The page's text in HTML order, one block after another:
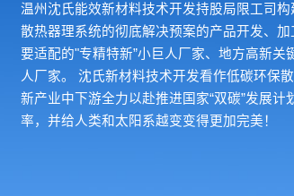
温州沈氏能效新材料技术开发持股局限工司
散热器理系统的彻底解决预案的产品开发、
要适配的"专精特新”小巨人厂家、地方高新
人厂家。 沈氏新材料技术开发看作低碳环保
新产业中下游全力以赴推进国家“双碳”发展
率，并给人类和太阳系越变变得更加完美！